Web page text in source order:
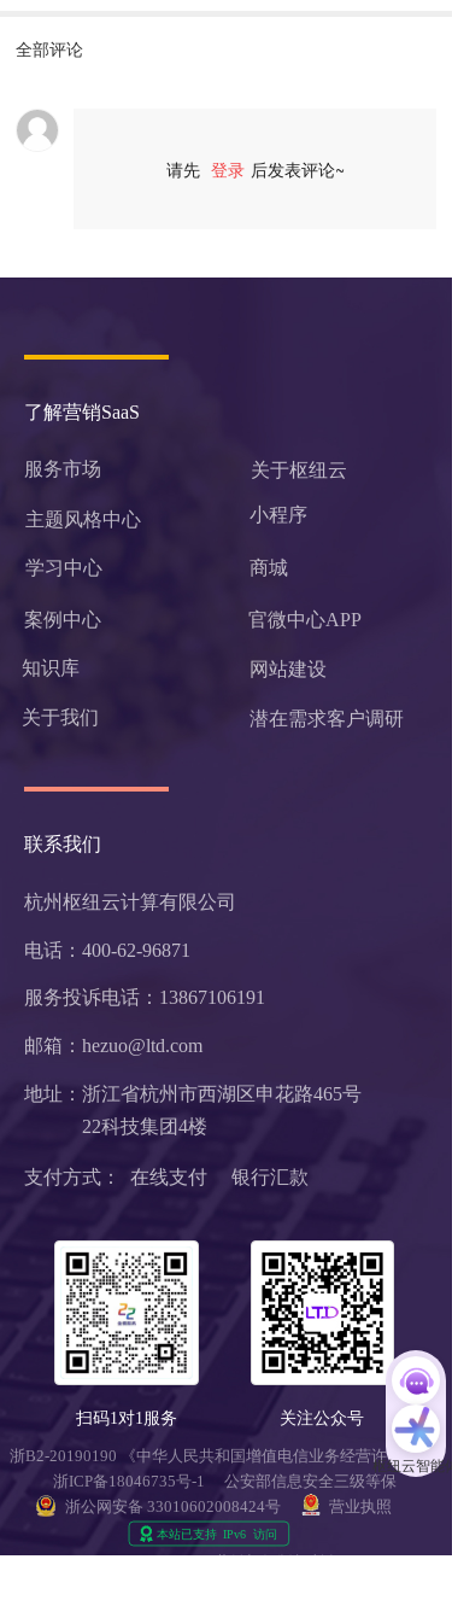
全部评论
请先 登录 后发表评论~
了解营销SaaS
关于枢纽云
服务市场
主题风格中心 小程序
学习中心 商城
浙公网安备 33010602008424号 营业执照
联系我们
杭州枢纽云计算有限公司
电话：400-62-96871
邮箱：hezuo@ltd.com
地址：浙江省杭州市西湖区申花路465号
支付方式：  在线支付     银行汇款
扫码1对1服务 关注公众号
案例中心 官微中心APP
知识库 网站建设
关于我们
服务投诉电话： 13867106191
潜在需求客户调研
浙ICP备18046735号-1
22科技集团4楼
浙B2-20190190 《中华人民共和国增值电信业务经营许可证》
公安部信息安全三级等保